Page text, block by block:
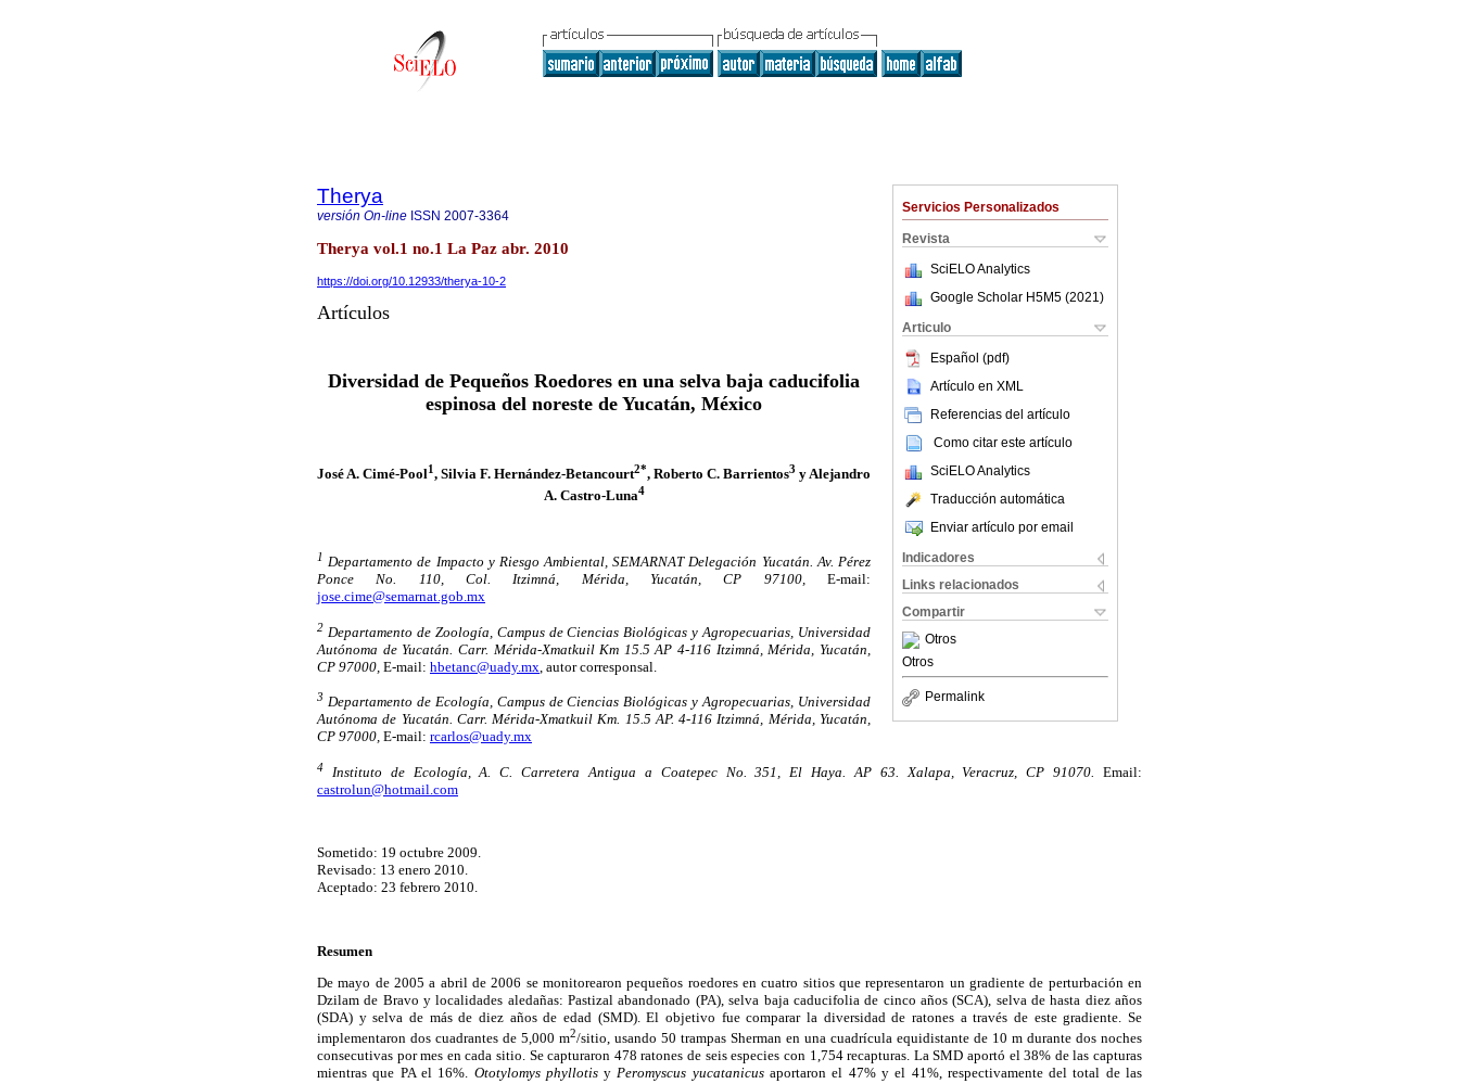
Servicios Personalizados
Revista
SciELO Analytics
Google Scholar H5M5 (2021 )
Articulo
Español (pdf)
Artículo en XML
Referencias del artículo
Como citar este artículo
SciELO Analytics
Traducción automática
Enviar artículo por email
Indicadores
Links relacionados
Compartir
Otros
Otros
Permalink
Therya
versión On-line ISSN 2007-3364
Therya vol.1 no.1 La Paz abr. 2010
https://doi.org/10.12933/therya-10-2
Artículos
Diversidad de Pequeños Roedores en una selva baja caducifolia
espinosa del noreste de Yucatán, México
José A. Cimé-Pool1, Silvia F. Hernández-Betancourt2*, Roberto C. Barrientos3 y Alejandro
A. Castro-Luna4
1 Departamento de Impacto y Riesgo Ambiental, SEMARNAT Delegación Yucatán. Av. Pérez
Ponce No. 110, Col. Itzimná, Mérida, Yucatán, CP 97100,E-mail:
jose.cime@semarnat.gob.mx
2 Departamento de Zoología, Campus de Ciencias Biológicas y Agropecuarias, Universidad
Autónoma de Yucatán. Carr. Mérida-Xmatkuil Km 15.5 AP 4-116 Itzimná, Mérida, Yucatán,
CP 97000, E-mail: hbetanc@uady.mx , autor corresponsal.
3 Departamento de Ecología, Campus de Ciencias Biológicas y Agropecuarias, Universidad
Autónoma de Yucatán. Carr. Mérida-Xmatkuil Km. 15.5 AP. 4-116 Itzimná, Mérida, Yucatán,
CP 97000, E-mail: rcarlos@uady.mx
4 Instituto de Ecología, A. C. Carretera Antigua a Coatepec No. 351, El Haya. AP 63. Xalapa, Veracruz, CP 91070.
Email:
castrolun@hotmail.com
Sometido: 19 octubre 2009.
Revisado: 13 enero 2010.
Aceptado: 23 febrero 2010.
Resumen
De mayo de 2005 a abril de 2006 se monitorearon pequeños roedores en cuatro sitios que representaron un gradiente de perturbación en
Dzilam de Bravo y localidades aledañas: Pastizal abandonado (PA), selva baja caducifolia de cinco años (SCA), selva de hasta diez años
(SDA) y selva de más de diez años de edad (SMD). El objetivo fue comparar la diversidad de ratones a través de este gradiente. Se
implementaron dos cuadrantes de 5,000 m2/sitio, usando 50 trampas Sherman en una cuadrícula equidistante de 10 m durante dos noches
consecutivas por mes en cada sitio. Se capturaron 478 ratones de seis especies con 1,754 recapturas. La SMD aportó el 38% de las capturas
mientras que PA el 16%. Ototylomys phyllotisyPeromyscus yucatanicusaportaron el 47% y el 41%, respectivamente del total de las